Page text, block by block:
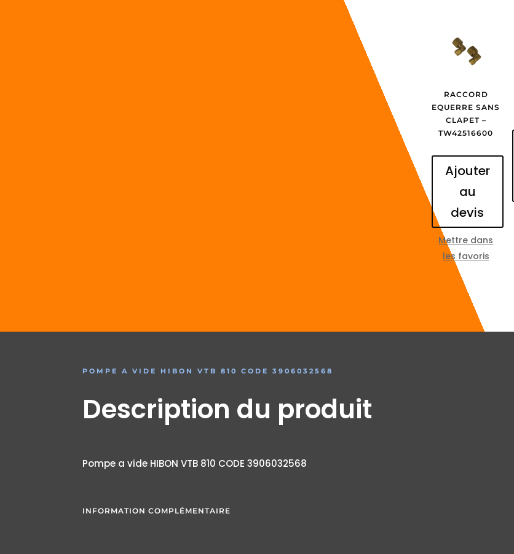
RACCORD
EQUERRE SANS
CLAPET –
TW42516600
Ajouter
au
devis
Mettre dans
les favoris
POMPE A VIDE HIBON VTB 810 CODE 3906032568
Description du produit
Pompe a vide HIBON VTB 810 CODE 3906032568
INFORMATION COMPLÉMENTAIRE